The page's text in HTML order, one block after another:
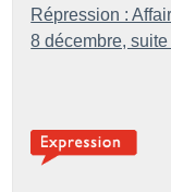
Répression :
8 décembre, suite